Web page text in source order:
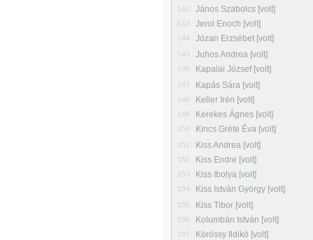
142 János Szabolcs [volt]
143 Jerol Enoch [volt]
144 Józan Erzsébet [volt]
145 Juhos Andrea [volt]
146 Kapalai József [volt]
147 Kapás Sára [volt]
148 Keller Irén [volt]
149 Kerekes Ágnes [volt]
150 Kincs Gréte Éva [volt]
151 Kiss Andrea [volt]
152 Kiss Endre [volt]
153 Kiss Ibolya [volt]
154 Kiss István György [volt]
155 Kiss Tibor [volt]
156 Kolumbán István [volt]
157 Körössy Ildikó [volt]